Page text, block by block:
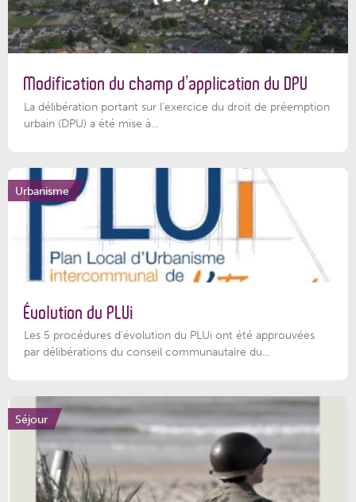
Modification du champ d’application du DPU
La délibération portant sur l’exercice du droit de préemption
urbain (DPU) a été mise à...
Urbanisme
Évolution du PLUi
Les 5 procédures d’évolution du PLUi ont été approuvées
par délibérations du conseil communautaire du...
Séjour